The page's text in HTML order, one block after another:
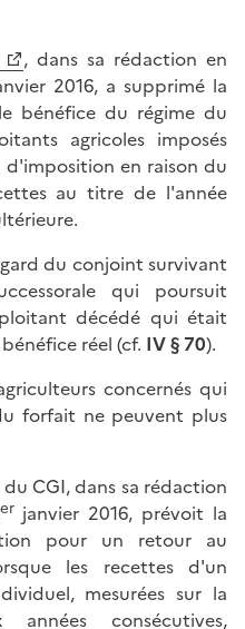
, dans sa rédaction en
2016, a supprimé la
bénéfice du régime du
agricoles imposés
en raison du
au titre de l'année
du conjoint survivant
qui poursuit
décédé qui était
réel (cf. IV § 70).
concernés qui
forfait ne peuvent plus
CGI, dans sa rédaction
erjanvier 2016, prévoit la
pour un retour au
les recettes d'un
mesurées sur la
consécutives,